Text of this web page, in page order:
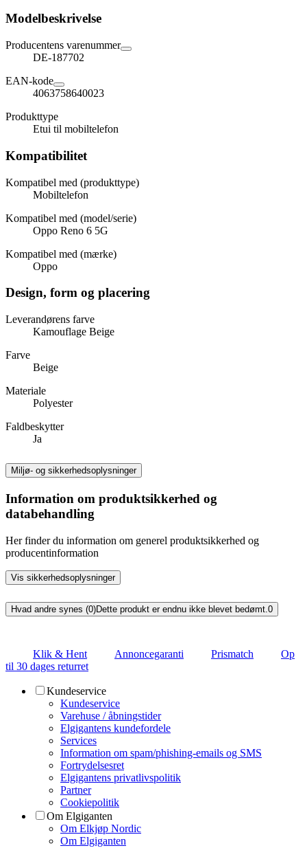
Modelbeskrivelse
Producentens varenummer
DE-187702
EAN-kode
4063758640023
Produkttype
Etui til mobiltelefon
Kompatibilitet
Kompatibel med (produkttype)
Mobiltelefon
Kompatibel med (model/serie)
Oppo Reno 6 5G
Kompatibel med (mærke)
Oppo
Design, form og placering
Leverandørens farve
Kamouflage Beige
Farve
Beige
Materiale
Polyester
Faldbeskytter
Ja
Miljø- og sikkerhedsoplysninger
Information om produktsikkerhed og
databehandling
Her finder du information om generel produktsikkerhed og
producentinformation
Vis sikkerhedsoplysninger
Hvad andre synes (0)Dette produkt er endnu ikke blevet bedømt.0
Klik & Hent Annoncegaranti Prismatch
Op
til 30 dages returret
Kundeservice
Kundeservice
Varehuse / åbningstider
Elgigantens kundefordele
Services
Information om spam/phishing-emails og SMS
Fortrydelsesret
Elgigantens privatlivspolitik
Partner
Cookiepolitik
Om Elgiganten
Om Elkjøp Nordic
Om Elgiganten